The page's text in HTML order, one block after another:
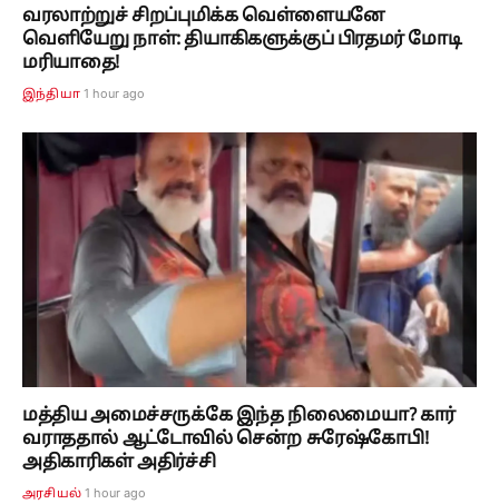
வரலாற்றுச் சிறப்புமிக்க வெள்ளையனே
வெளியேறு நாள்: தியாகிகளுக்குப் பிரதமர் மோடி
மரியாதை!
இந்தியா 1 hour ago
மத்திய அமைச்சருக்கே இந்த நிலைமையா? கார்
வராததால் ஆட்டோவில் சென்ற சுரேஷ்கோபி!
அதிகாரிகள் அதிர்ச்சி
அரசியல் 1 hour ago